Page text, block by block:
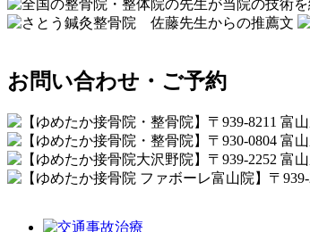
お問い合わせ・ご予約